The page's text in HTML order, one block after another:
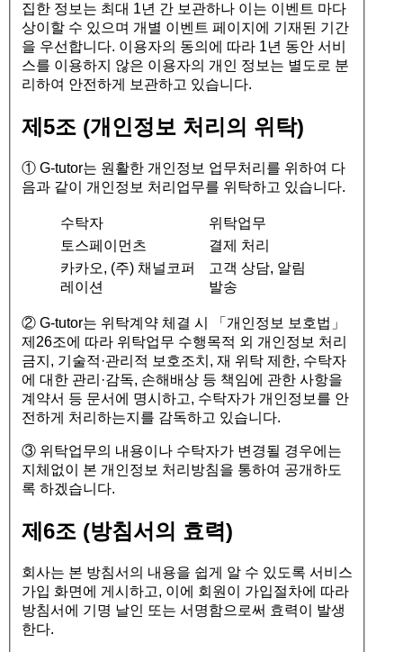
집한 정보는 최대 1년 간 보관하나 이는 이벤트 마다
상이할 수 있으며 개별 이벤트 페이지에 기재된 기간
을 우선합니다. 이용자의 동의에 따라 1년 동안 서비
스를 이용하지 않은 이용자의 개인 정보는 별도로 분
리하여 안전하게 보관하고 있습니다.
제5조 (개인정보 처리의 위탁)
① G-tutor는 원활한 개인정보 업무처리를 위하여 다
음과 같이 개인정보 처리업무를 위탁하고 있습니다.
수탁자
위탁업무
토스페이먼츠
결제 처리
카카오, (주) 채널코퍼
레이션
고객 상담, 알림
발송
② G-tutor는 위탁계약 체결 시 「개인정보 보호법」
제26조에 따라 위탁업무 수행목적 외 개인정보 처리
금지, 기술적·관리적 보호조치, 재 위탁 제한, 수탁자
에 대한 관리·감독, 손해배상 등 책임에 관한 사항을
계약서 등 문서에 명시하고, 수탁자가 개인정보를 안
전하게 처리하는지를 감독하고 있습니다.
③ 위탁업무의 내용이나 수탁자가 변경될 경우에는
지체없이 본 개인정보 처리방침을 통하여 공개하도
록 하겠습니다.
제6조 (방침서의 효력)
회사는 본 방침서의 내용을 쉽게 알 수 있도록 서비스
가입 화면에 게시하고, 이에 회원이 가입절차에 따라
방침서에 기명 날인 또는 서명함으로써 효력이 발생
한다.